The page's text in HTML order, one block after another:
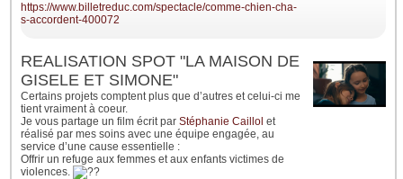
https://www.billetreduc.com/spectacle/comme-chien-cha-
s-accordent-400072
REALISATION SPOT "LA MAISON DE
GISELE ET SIMONE"
Certains projets comptent plus que d’autres et celui-ci me
tient vraiment à coeur.
Je vous partage un film écrit parStéphanie Caillol et
réalisé par mes soins avec une équipe engagée, au
service d’une cause essentielle :
Offrir un refuge aux femmes et aux enfants victimes de
violences.